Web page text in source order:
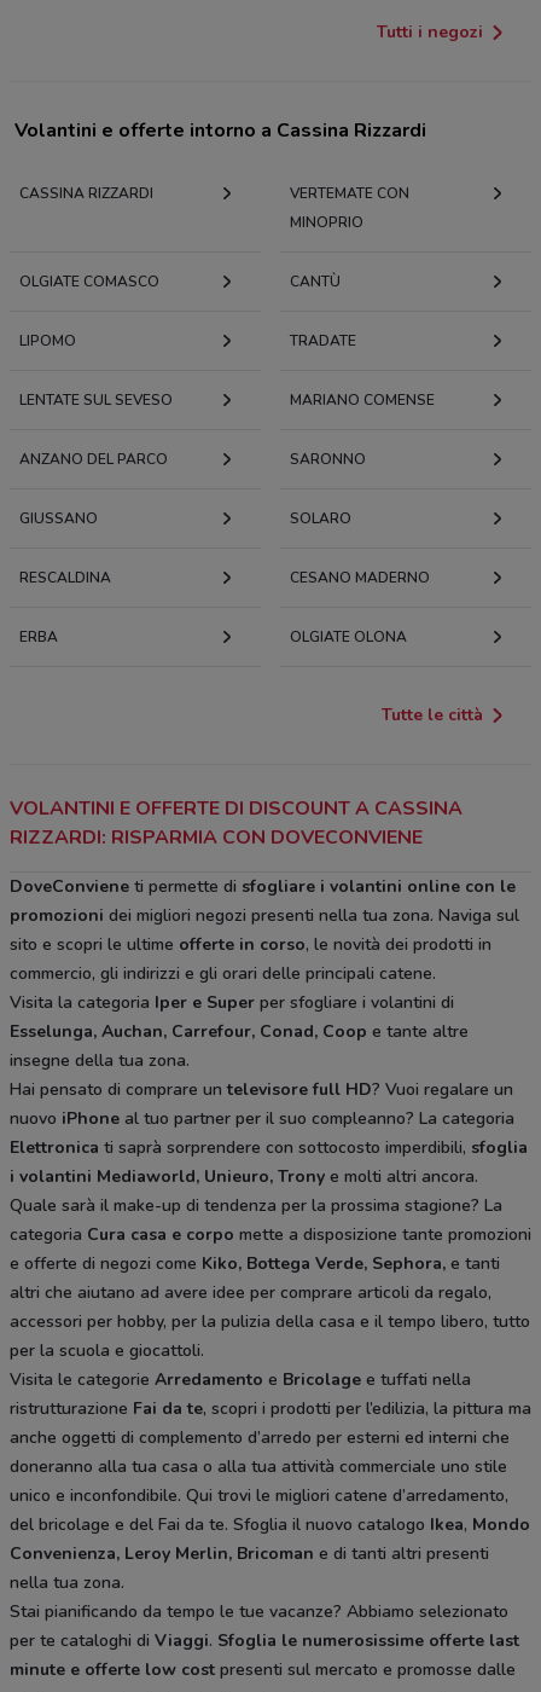
Tutti i negozi
Volantini e offerte intorno a Cassina Rizzardi
CASSINA RIZZARDI
VERTEMATE CON
MINOPRIO
OLGIATE COMASCO CANTÙ
LIPOMO TRADATE
LENTATE SUL SEVESO MARIANO COMENSE
ANZANO DEL PARCO SARONNO
GIUSSANO SOLARO
RESCALDINA CESANO MADERNO
ERBA OLGIATE OLONA
Tutte le città
VOLANTINI E OFFERTE DI DISCOUNT A CASSINA
RIZZARDI: RISPARMIA CON DOVECONVIENE
DoveConviene ti permette di sfogliare i volantini online con le
promozioni dei migliori negozi presenti nella tua zona. Naviga sul
sito e scopri le ultime offerte in corso, le novità dei prodotti in
commercio, gli indirizzi e gli orari delle principali catene.
Visita la categoria Iper e Super per sfogliare i volantini di
Esselunga, Auchan, Carrefour, Conad, Coop e tante altre
insegne della tua zona.
Hai pensato di comprare untelevisore full HD? Vuoi regalare un
nuovo iPhone al tuo partner per il suo compleanno? La categoria
Elettronica ti saprà sorprendere con sottocosto imperdibili, sfoglia
i volantini Mediaworld, Unieuro, Trony e molti altri ancora.
Quale sarà il make-up di tendenza per la prossima stagione? La
categoria Cura casa e corpo mette a disposizione tante promozioni
e offerte di negozi come Kiko, Bottega Verde, Sephora, e tanti
altri che aiutano ad avere idee per comprare articoli da regalo,
accessori per hobby, per la pulizia della casa e il tempo libero, tutto
per la scuola e giocattoli.
Visita le categorie Arredamento e Bricolage e tuffati nella
ristrutturazione Fai da te, scopri i prodotti per l’edilizia, la pittura ma
anche oggetti di complemento d’arredo per esterni ed interni che
doneranno alla tua casa o alla tua attività commerciale uno stile
unico e inconfondibile. Qui trovi le migliori catene d’arredamento,
del bricolage e del Fai da te. Sfoglia il nuovo catalogo Ikea, Mondo
Convenienza, Leroy Merlin, Bricoman e di tanti altri presenti
nella tua zona.
Stai pianificando da tempo le tue vacanze? Abbiamo selezionato
per te cataloghi di Viaggi. Sfoglia le numerosissime offerte last
minute e offerte low cost presenti sul mercato e promosse dalle